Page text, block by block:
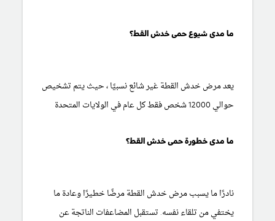
ما مدى شيوع حمى خدش القط؟
يعد مرض خدش القطة غير شائع نسبيًا ، حيث يتم تشخيص
حوالي 12000 شخص فقط كل عام في الولايات المتحدة
ما مدى خطورة حمى خدش القط؟
نادرًا ما يسبب مرض خدش القطة مرضًا خطيرًا وعادة ما
يختفي من تلقاء نفسه. تستقبل المضاعفات الناتجة عن